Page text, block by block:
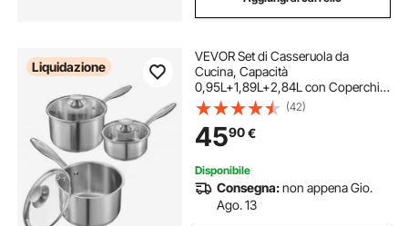
Liquidazione
VEVOR Set di Casseruola da
Cucina, Capacità
0,95L+1,89L+2,84L con Coperchio
in Vetro con Manico Ergonomico,
Pentola per Zuppa Latte Verdure in
Acciaio Inox, Casseruola da Cucina
(42)
4590€
Disponibile
Consegna:non appena Gio.
Ago. 13